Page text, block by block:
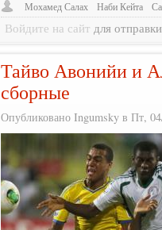
Мохамед Салах
Наби Кейта
Войдите на сайт для
Тайво Авонийи и
сборные
Опубликовано Ingumsky в Пт,